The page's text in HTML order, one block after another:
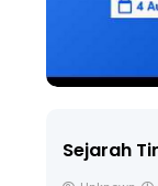
Sejarah